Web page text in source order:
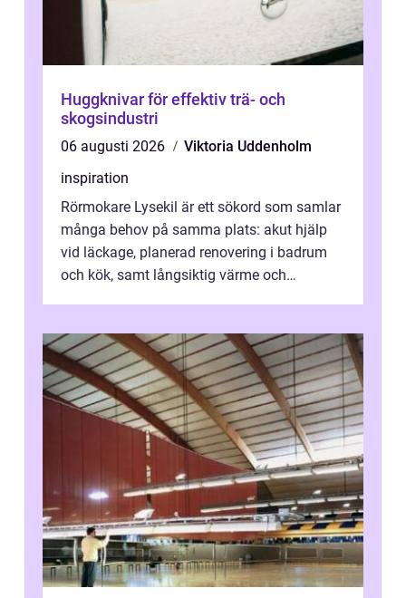
Huggknivar för effektiv trä- och
skogsindustri
06 augusti 2026
Viktoria Uddenholm
inspiration
Rörmokare Lysekil är ett sökord som samlar
många behov på samma plats: akut hjälp
vid läckage, planerad renovering i badrum
och kök, samt långsiktig värme och